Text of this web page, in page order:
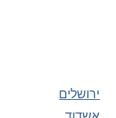
ירושלים